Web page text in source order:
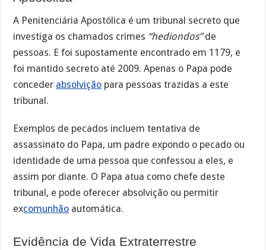
A Penitenciária Apostólica é um tribunal secreto que
investiga os chamados crimes “hediondos”de
pessoas. E foi supostamente encontrado em 1179, e
foi mantido secreto até 2009. Apenas o Papa pode
conceder absolvição para pessoas trazidas a este
tribunal.
Exemplos de pecados incluem tentativa de
assassinato do Papa, um padre expondo o pecado ou
identidade de uma pessoa que confessou a eles, e
assim por diante. O Papa atua como chefe deste
tribunal, e pode oferecer absolvição ou permitir
excomunhão automática.
Evidência de Vida Extraterrestre